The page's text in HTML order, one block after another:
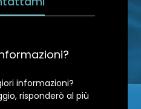
informazioni?
risponderò al più